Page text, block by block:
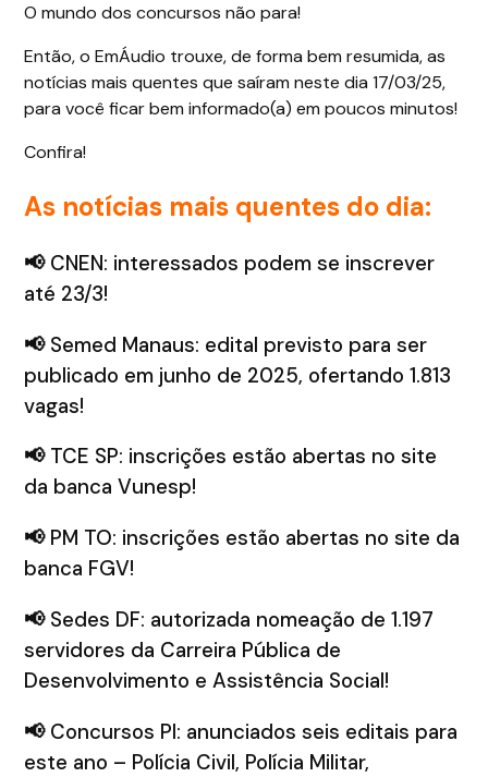
O mundo dos concursos não para!
Então, o EmÁudio trouxe, de forma bem resumida, as
notícias mais quentes que saíram neste dia 17/03/25,
para você ficar bem informado(a) em poucos minutos!
Confira!
As notícias mais quentes do dia:
📢CNEN: interessados podem se inscrever
até 23/3!
📢Semed Manaus: edital previsto para ser
publicado em junho de 2025, ofertando 1.813
vagas!
📢TCE SP: inscrições estão abertas no site
da banca Vunesp!
📢PM TO: inscrições estão abertas no site da
banca FGV!
📢Sedes DF: autorizada nomeação de 1.197
servidores da Carreira Pública de
Desenvolvimento e Assistência Social!
📢Concursos PI: anunciados seis editais para
este ano – Polícia Civil, Polícia Militar,